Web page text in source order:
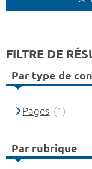
FILTRE DE
Par type de
Pages (1)
Par rubrique